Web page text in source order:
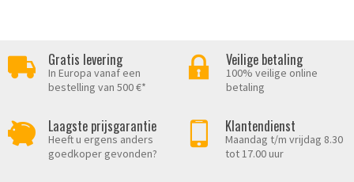
Gratis levering
In Europa vanaf een
bestelling van 500 €*
Veilige betaling
100% veilige online
betaling
Laagste prijsgarantie
Heeft u ergens anders
goedkoper gevonden?
Klantendienst
Maandag t/m vrijdag 8.30
tot 17.00 uur